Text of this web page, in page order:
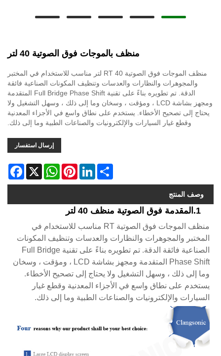
منظف ​​بالموجات فوق الصوتية 40 لتر
منظف ​​الموجات فوق الصوتية RT 40 لتر مناسب للاستخدام في المختبر
والمجوهرات والنظارات والعدسات وتنظيف المكونات الصناعية فائقة
الدقة. تم تطويره بناءً على تقنية Full Bridge Phase Shift المتقدمة
ومجهز بشاشة LCD ، ومؤقت ، وسخان وما إلى ذلك ، وسهل التشغيل ولا
يحتاج إلى تصحيح الأخطاء. يستخدم على نطاق واسع في الأجزاء المعدنية
وقطع غيار السيارات والإلكترونيات والصناعات الطبية وما إلى ذلك.
إرسال استفسار
X
WhatsAppPinterestLinkedInShare
وصف المنتج
1.المقدمة فوق الصوتية منظف 40 لتر
منظف ​​الموجات فوق الصوتية RT مناسب للاستخدام في
المختبر والمجوهرات والنظارات والعدسات وتنظيف المكونات
الصناعية فائقة الدقة. تم تطويره بناءً على تقنية Full Bridge
Phase Shift المتقدمة ومجهز بشاشة LCD ، ومؤقت ، وسخان
وما إلى ذلك ، وسهل التشغيل ولا يحتاج إلى تصحيح الأخطاء.
يستخدم على نطاق واسع في الأجزاء المعدنية وقطع غيار
السيارات والإلكترونيات والصناعات الطبية وما إلى ذلك.